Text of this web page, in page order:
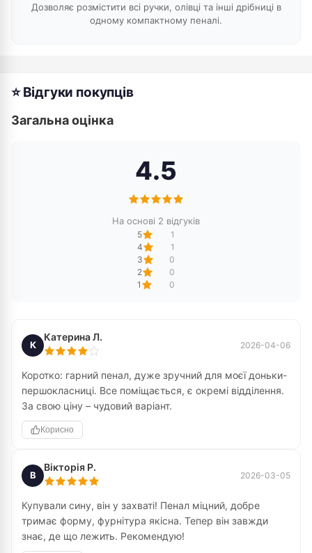
Дозволяє розмістити всі ручки, олівці та інші дрібниці в
одному компактному пеналі.
⭐ Відгуки покупців
Загальна оцінка
4.5
На основі 2 відгуків
5
1
4
1
3
0
2
0
1
0
К
Катерина Л.
2026-04-06
Коротко: гарний пенал, дуже зручний для моєї доньки-
першокласниці. Все поміщається, є окремі відділення.
За свою ціну – чудовий варіант.
Корисно
В
Вікторія Р.
2026-03-05
Купували сину, він у захваті! Пенал міцний, добре
тримає форму, фурнітура якісна. Тепер він завжди
знає, де що лежить. Рекомендую!